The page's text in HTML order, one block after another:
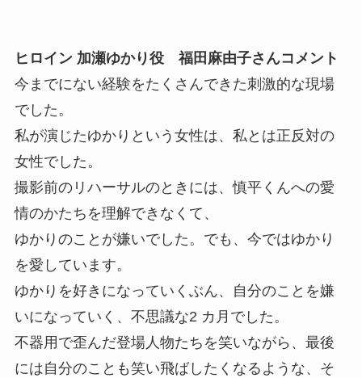
ヒロイン 加瀬ゆかり役 福田麻由子さんコメント
今までにない経験をたくさんできた刺激的な現場
でした。
私が演じたゆかりという女性は、私とは正反対の
女性でした。
撮影前のリハーサルのときには、慎平くんへの愛
情のかたちを理解できなくて、
ゆかりのことが嫌いでした。でも、今ではゆかり
を愛しています。
ゆかりを好きになっていくぶん、自分のことを嫌
いになっていく、不思議な2 カ月でした。
不器用で歪んだ登場人物たちを笑いながら、最後
には自分のことも笑い飛ばしたくなるような、そ